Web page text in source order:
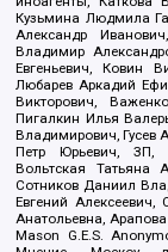
Кузьмина Людмила
Александр
Владимир
Евгеньевич, Ковин
Любарев Аркадий
Викторович,
Пигалкин Илья
Владимирович, Гусев
Петр Юрьевич, ЗП,
Вольтская Татьяна
Сотников Даниил
Евгений Алексеевич,
Анатольевна,
Mason G.E.S.